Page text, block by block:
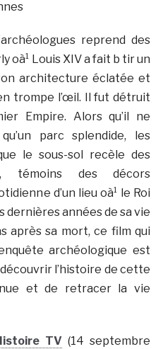
reprend des
oà¹ Louis XIV a fait b tir un
architecture éclatée et
trompe l’œil. Il fut détruit
Empire. Alors qu’il ne
parc splendide, les
le sous-sol recèle des
témoins des décors
d’un lieu oà¹ le Roi
dernières années de sa vie
après sa mort, ce film qui
archéologique est
l’histoire de cette
et de retracer la vie
TV (14 septembre